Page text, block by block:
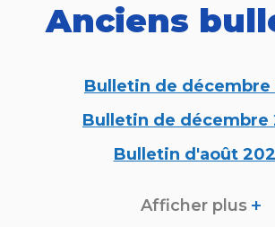
Anciens
Bulletin de décembre
Bulletin de décembre
Bulletin d'août
Afficher plus +